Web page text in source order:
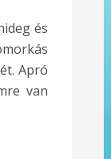
és
Apró
van